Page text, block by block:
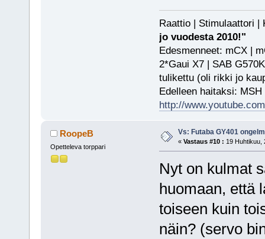
Raattio |
jo vuodesta 2010!"
Edesmenneet: mCX |
2*Gaui X7 | SAB
tulikettu (oli rikki jo
Edelleen haitaksi:
http://
RoopeB
Opetteleva torppari
Vs: Futaba GY401
« Vastaus #10 : 19 Huhtikuu,
Nyt on kulmat
huomaan, että
toiseen kuin
näin? (servo